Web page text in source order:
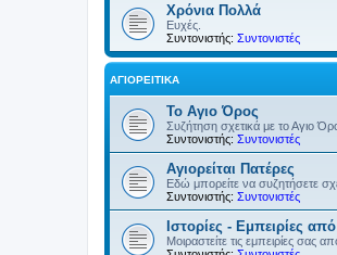
Χρόνια Πολλά
Ευχές.
Συντονιστής: Συντονιστές
ΑΓΙΟΡΕΊΤΙΚΑ
Το Αγιο Όρος
Συζήτηση σχετικά με το Αγιο
Συντονιστής: Συντονιστές
Αγιορείται Πατέρες
Εδώ μπορείτε να συζητήσετε
Συντονιστής: Συντονιστές
Ιστορίες - Εμπειρίες
Μοιραστείτε τις εμπειρίες σας